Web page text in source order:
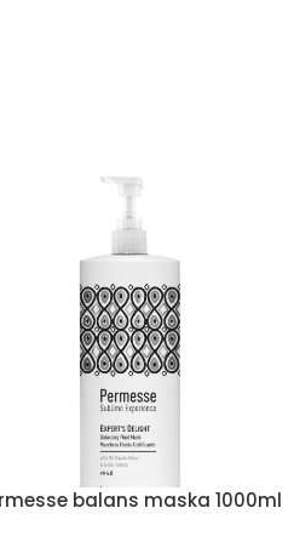
balans maska 1000ml